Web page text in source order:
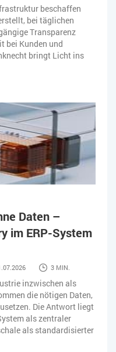
beschaffen
bei täglichen
Transparenz
bei Kunden und
bringt Licht ins
Daten –
im ERP-System
3 MIN.
inzwischen als
die nötigen Daten,
Die Antwort liegt
als zentraler
als standardisierter